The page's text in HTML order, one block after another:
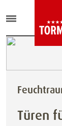
Türen